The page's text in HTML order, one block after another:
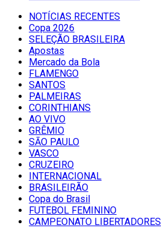
NOTÍCIAS RECENTES
Copa 2026
SELEÇÃO BRASILEIRA
Apostas
Mercado da Bola
FLAMENGO
SANTOS
PALMEIRAS
CORINTHIANS
AO VIVO
GRÊMIO
SĀO PAULO
VASCO
CRUZEIRO
INTERNACIONAL
BRASILEIRÃO
Copa do Brasil
FUTEBOL FEMININO
CAMPEONATO LIBERTADORES